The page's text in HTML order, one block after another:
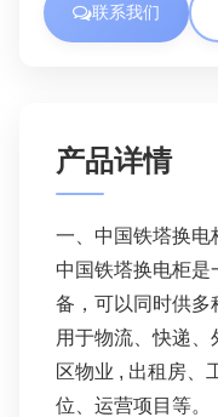
联系我们
产品详情
一、中国铁塔换电
中国铁塔换电柜是
备，可以同时供多
用于物流、快递
区物业 , 出租房、
位、运营项目等。